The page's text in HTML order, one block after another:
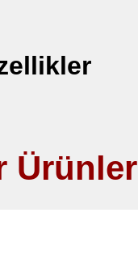
Ürünler